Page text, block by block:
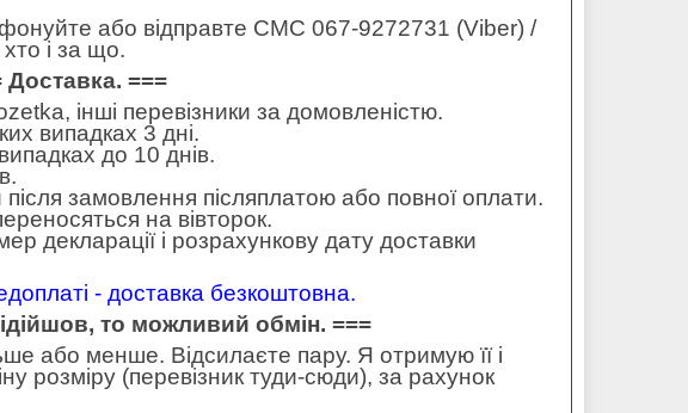
або відправте СМС 067-9272731 (Viber) /
і за що.
Доставка. ===
інші перевізники за домовленістю.
випадках 3 дні.
до 10 днів.
замовлення післяплатою або повної оплати.
на вівторок.
декларації і розрахункову дату доставки
- доставка безкоштовна.
то можливий обмін. ===
або менше. Відсилаєте пару. Я отримую її і
розміру (перевізник туди-сюди), за рахунок